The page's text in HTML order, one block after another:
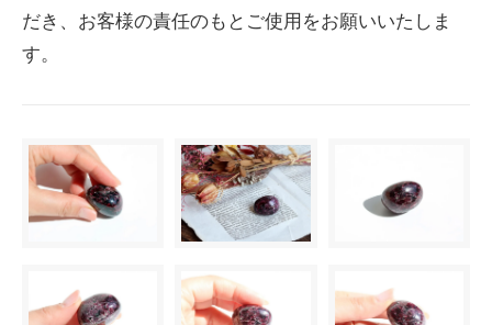
だき、お客様の責任のもとご使用をお願いいたしま
す。